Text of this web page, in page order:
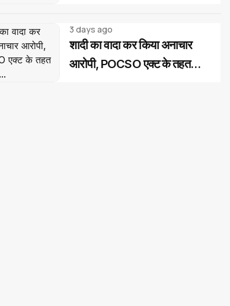
3 days ago
शादी का वादा कर किया अनाचार
आरोपी, POCSO एक्ट के तहत